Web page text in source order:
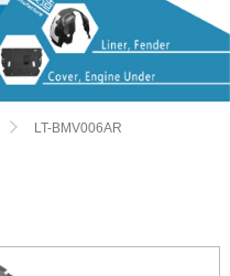
LT-BMV006AR